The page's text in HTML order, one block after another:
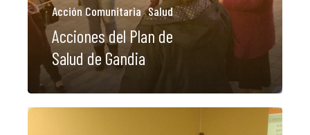
Acción Comunitaria Salud
Acciones del Plan de
Salud de Gandia
LA DULA